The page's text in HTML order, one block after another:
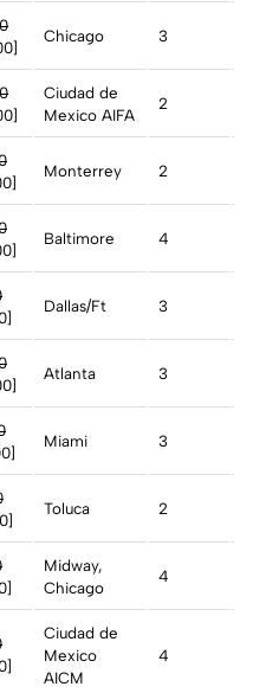
Chicago 3
Ciudad de
Mexico AIFA
2
Monterrey 2
Baltimore 4
Dallas/Ft 3
Atlanta 3
Miami 3
Toluca 2
Midway,
Chicago
4
Ciudad de
Mexico
AICM
4